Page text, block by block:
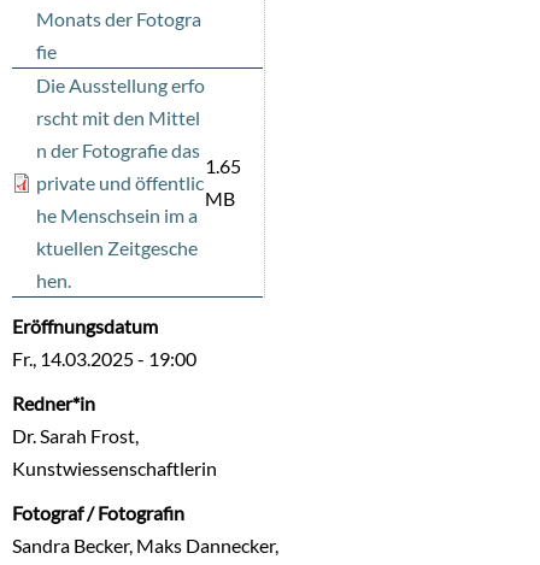
Monats der Fotogra
fie
Die Ausstellung erfo
rscht mit den Mittel
n der Fotografie das
private und öffentlic
he Menschsein im a
ktuellen Zeitgesche
hen.
1.65
MB
Eröffnungsdatum
Fr., 14.03.2025 - 19:00
Redner*in
Dr. Sarah Frost,
Kunstwiessenschaftlerin
Fotograf / Fotografin
Sandra Becker, Maks Dannecker,